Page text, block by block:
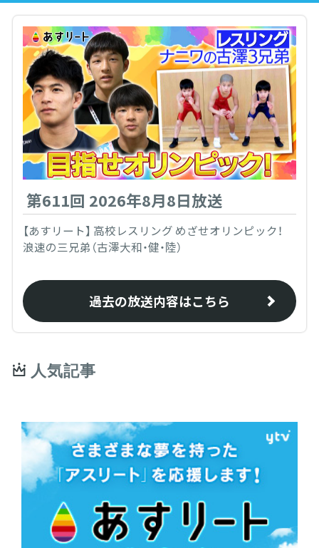
第611回 2026年8月8日放送
【あすリート】 高校レスリング めざせオリンピック！
浪速の三兄弟（古澤大和・健・陸）
過去の放送内容はこちら
人気記事